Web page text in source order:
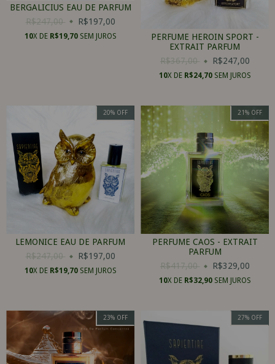
BERGALICIUS EAU DE PARFUM
R$247,00
R$197,00
10X DE R$19,70SEM JUROS
PERFUME HEROIN SPORT -
EXTRAIT PARFUM
R$367,00
R$247,00
10X DE R$24,70SEM JUROS
20% OFF
LEMONICE EAU DE PARFUM
R$247,00
R$197,00
10X DE R$19,70SEM JUROS
21 % OFF
PERFUME CAOS - EXTRAIT
PARFUM
R$417,00
R$329,00
10X DE R$32,90SEM JUROS
23% OFF 27% OFF